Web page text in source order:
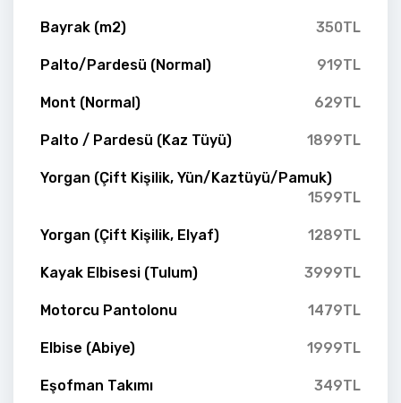
Bayrak (m2) 350TL
Palto/Pardesü (Normal) 919TL
Mont (Normal) 629TL
Palto / Pardesü (Kaz Tüyü) 1899TL
Yorgan (Çift Kişilik, Yün/Kaztüyü/Pamuk)
1599TL
Yorgan (Çift Kişilik, Elyaf) 1289TL
Kayak Elbisesi (Tulum) 3999TL
Motorcu Pantolonu 1479TL
Elbise (Abiye) 1999TL
Eşofman Takımı 349TL